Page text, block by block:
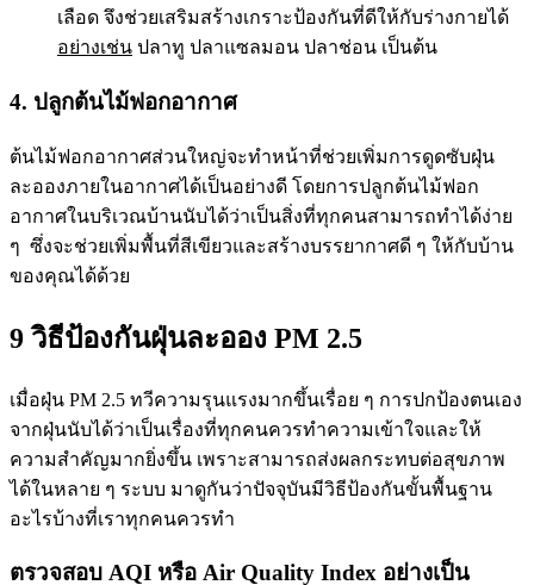
เลือด จึงช่วยเสริมสร้างเกราะป้องกันที่ดีให้กับร่างกายได้
อย่างเช่น ปลาทู ปลาแซลมอน ปลาช่อน เป็นต้น
4. ปลูกต้นไม้ฟอกอากาศ
ต้นไม้ฟอกอากาศส่วนใหญ่จะทำหน้าที่ช่วยเพิ่มการดูดซับฝุ่น
ละอองภายในอากาศได้เป็นอย่างดี โดยการปลูกต้นไม้ฟอก
อากาศในบริเวณบ้านนับได้ว่าเป็นสิ่งที่ทุกคนสามารถทำได้ง่าย
ๆ ซึ่งจะช่วยเพิ่มพื้นที่สีเขียวและสร้างบรรยากาศดี ๆ ให้กับบ้าน
ของคุณได้ด้วย
9 วิธีป้องกันฝุ่นละออง PM 2.5
เมื่อฝุ่น PM 2.5 ทวีความรุนแรงมากขึ้นเรื่อย ๆ การปกป้องตนเอง
จากฝุ่นนับได้ว่าเป็นเรื่องที่ทุกคนควรทำความเข้าใจและให้
ความสำคัญมากยิ่งขึ้น เพราะสามารถส่งผลกระทบต่อสุขภาพ
ได้ในหลาย ๆ ระบบ มาดูกันว่าปัจจุบันมีวิธีป้องกันขั้นพื้นฐาน
อะไรบ้างที่เราทุกคนควรทำ
ตรวจสอบ AQI หรือ Air Quality Index อย่างเป็น